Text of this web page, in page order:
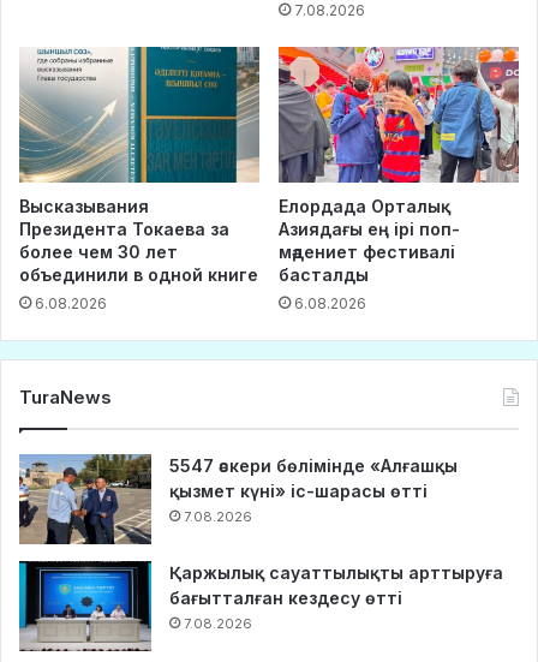
7.08.2026
Высказывания
Президента Токаева за
более чем 30 лет
объединили в одной книге
6.08.2026
Елордада Орталық
Азиядағы ең ірі поп-
мәдениет фестивалі
басталды
6.08.2026
TuraNews
5547 әскери бөлімінде «Алғашқы
қызмет күні» іс-шарасы өтті
7.08.2026
Қаржылық сауаттылықты арттыруға
бағытталған кездесу өтті
7.08.2026